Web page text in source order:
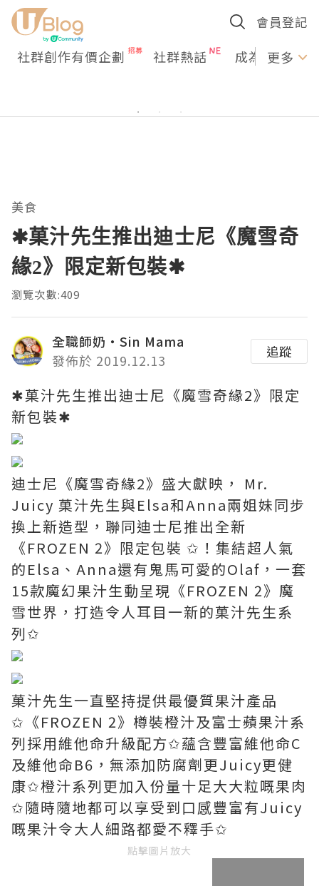
會員登記
社群創作有價企劃 社群熱話 成為U更多
美食
✱菓汁先生推出迪士尼《魔雪奇
緣2》限定新包裝✱
瀏覽次數:409
全職師奶‧Sin Mama
發佈於 2019.12.13
追蹤
✱菓汁先生推出迪士尼《魔雪奇緣2》限定
新包裝✱
迪士尼《魔雪奇緣2》盛大獻映， Mr.
Juicy 菓汁先生與Elsa和Anna兩姐妹同步
換上新造型，聯同迪士尼推出全新
《FROZEN 2》限定包裝 ✩！集結超人氣
的Elsa、Anna還有鬼馬可愛的Olaf，一套
15款魔幻果汁生動呈現《FROZEN 2》魔
雪世界，打造令人耳目一新的菓汁先生系
列✩
菓汁先生一直堅持提供最優質果汁產品
✩《FROZEN 2》樽裝橙汁及富士蘋果汁系
列採用維他命升級配方✩蘊含豐富維他命C
及維他命B6，無添加防腐劑更Juicy更健
康✩橙汁系列更加入份量十足大大粒嘅果肉
✩隨時隨地都可以享受到口感豐富有Juicy
嘅果汁令大人細路都愛不釋手✩
點擊圖片放大